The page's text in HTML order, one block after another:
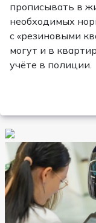
прописывать в
необходимых
с «резиновыми
могут и в
учёте в полиции.